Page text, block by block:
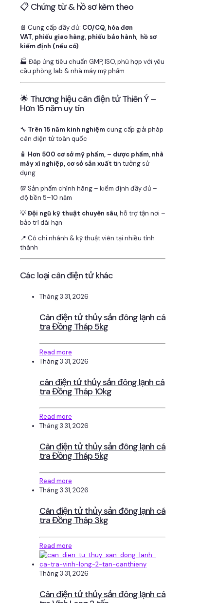
📋 Chứng từ & hồ sơ kèm theo
📄 Cung cấp đầy đủ: CO/CQ, hóa đơn
VAT, phiếu giao hàng, phiếu bảo hành, hồ sơ
kiểm định (nếu có)
🏭 Đáp ứng tiêu chuẩn GMP, ISO, phù hợp với yêu
cầu phòng lab & nhà máy mỹ phẩm
🌟 Thương hiệu cân điện tử Thiên Ý –
Hơn 15 năm uy tín
🔧 Trên 15 năm kinh nghiệmcung cấp giải pháp
cân điện tử toàn quốc
🧴 Hơn 500 cơ sở mỹ phẩm, – dược phẩm, nhà
máy xí nghiệp, cơ sở sản xuất tin tưởng sử
dụng
💯 Sản phẩm chính hãng – kiểm định đầy đủ –
độ bền 5–10 năm
💡Đội ngũ kỹ thuật chuyên sâu, hỗ trợ tận nơi –
bảo trì dài hạn
📍 Có chi nhánh & kỹ thuật viên tại nhiều tỉnh
thành
Các loại cân điện tử khác
Tháng 3 31, 2026
Cân điện tử thủy sản đông lạnh cá
tra Đồng Tháp 5kg
Read more
Tháng 3 31, 2026
cân điện tử thủy sản đông lạnh cá
tra Đồng Tháp 10kg
Read more
Tháng 3 31, 2026
Cân điện tử thủy sản đông lạnh cá
tra Đồng Tháp 5kg
Read more
Tháng 3 31, 2026
Cân điện tử thủy sản đông lạnh cá
tra Đồng Tháp 3kg
Read more
Tháng 3 31, 2026
Cân điện tử thủy sản đông lạnh cá